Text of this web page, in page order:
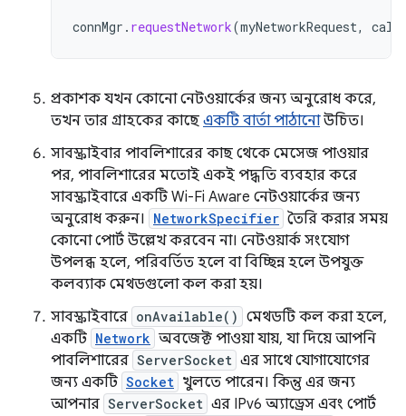
connMgr . requestNetwork(myNetworkRequest,
প্রকাশক যখন কোনো নেটওয়ার্কের জন্য অনুরোধ করে,
তখন তার গ্রাহকের কাছে একটি বার্তা পাঠানোউচিত।
সাবস্ক্রাইবার পাবলিশারের কাছ থেকে মেসেজ পাওয়ার
পর, পাবলিশারের মতোই একই পদ্ধতি ব্যবহার করে
সাবস্ক্রাইবারে একটি Wi-Fi Aware নেটওয়ার্কের জন্য
অনুরোধ করুন।
NetworkSpecifier তৈরি করার সময়
কোনো পোর্ট উল্লেখ করবেন না। নেটওয়ার্ক সংযোগ
উপলব্ধ হলে, পরিবর্তিত হলে বা বিচ্ছিন্ন হলে উপযুক্ত
কলব্যাক মেথডগুলো কল করা হয়।
সাবস্ক্রাইবারে onAvailable() মেথডটি কল করা হলে,
একটি Network অবজেক্ট পাওয়া যায়, যা দিয়ে আপনি
পাবলিশারের ServerSocket এর সাথে যোগাযোগের
জন্য একটি Socket খুলতে পারেন। কিন্তু এর জন্য
আপনার ServerSocket এর IPv6 অ্যাড্রেস এবং পোর্ট